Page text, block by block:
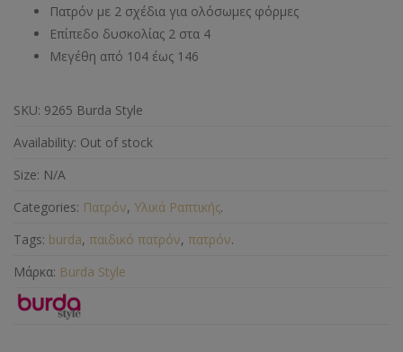
Πατρόν με 2 σχέδια για ολόσωμες φόρμες
Επίπεδο δυσκολίας 2 στα 4
Μεγέθη από 104 έως 146
SKU: 9265 Burda Style
Availability: Out of stock
Size: N/A
Categories: Πατρόν, Υλικά Ραπτικής.
Tags: burda, παιδικό πατρόν, πατρόν.
Μάρκα: Burda Style